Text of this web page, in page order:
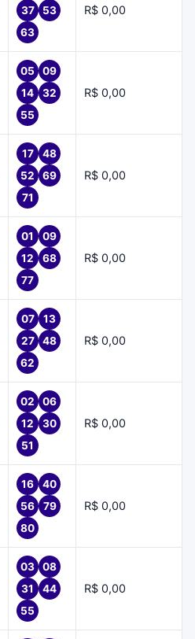
37
53
63
R$ 0,00
05
09
14
32
55
R$ 0,00
17
48
52
69
71
R$ 0,00
01
09
12
68
77
R$ 0,00
07
13
27
48
62
R$ 0,00
02
06
12
30
51
R$ 0,00
16
40
56
79
80
R$ 0,00
03
08
31
44
55
R$ 0,00